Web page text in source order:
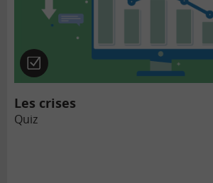
Quiz
Les crises
Quiz